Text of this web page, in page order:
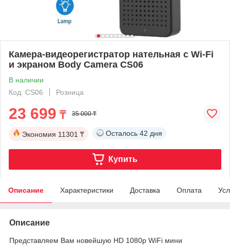
Камера-видеорегистратор нательная с Wi-Fi
и экраном Body Camera CS06
В наличии
Код: CS06
Розница
23 699 ₸ 35 000 ₸
Экономия 11301 ₸ Осталось 42 дня
Купить
Описание Характеристики Доставка Оплата
Описание
Представляем Вам новейшую HD 1080p WiFi мини